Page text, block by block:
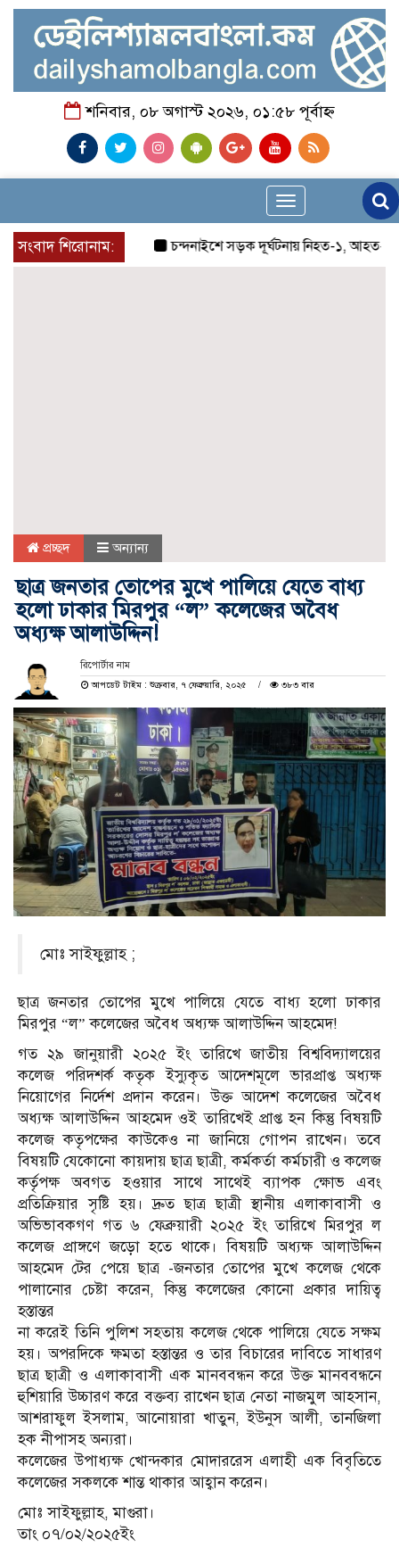
শনিবার, ০৮ অগাস্ট ২০২৬, ০১:৫৮ পূর্বাহ্ন
Toggle
navigation
সংবাদ শিরোনাম:
চন্দনাইশে সড়ক দূর্ঘটনায় নিহত-১, আহত-২
প্রচ্ছদ অন্যান্য
ছাত্র জনতার তোপের মুখে পালিয়ে যেতে বাধ্য
হলো ঢাকার মিরপুর “ল” কলেজের অবৈধ
অধ্যক্ষ আলাউদ্দিন!
রিপোর্টার নাম
আপডেট টাইম : শুক্রবার, ৭ ফেব্রুয়ারি, ২০২৫
৩৮৩ বার
মোঃ সাইফুল্লাহ ;
ছাত্র জনতার তোপের মুখে পালিয়ে যেতে বাধ্য হলো ঢাকার
মিরপুর “ল” কলেজের অবৈধ অধ্যক্ষ আলাউদ্দিন আহমেদ!
গত ২৯ জানুয়ারী ২০২৫ ইং তারিখে জাতীয় বিশ্ববিদ্যালয়ের
কলেজ পরিদশর্ক কতৃক ইস্যুকৃত আদেশমূলে ভারপ্রাপ্ত অধ্যক্ষ
নিয়োগের নির্দেশ প্রদান করেন। উক্ত আদেশ কলেজের অবৈধ
অধ্যক্ষ আলাউদ্দিন আহমেদ ওই তারিখেই প্রাপ্ত হন কিন্তু বিষয়টি
কলেজ কতৃপক্ষের কাউকেও না জানিয়ে গোপন রাখেন। তবে
বিষয়টি যেকোনো কায়দায় ছাত্র ছাত্রী, কর্মকর্তা কর্মচারী ও কলেজ
কর্তৃপক্ষ অবগত হওয়ার সাথে সাথেই ব্যাপক ক্ষোভ এবং
প্রতিক্রিয়ার সৃষ্টি হয়। দ্রুত ছাত্র ছাত্রী স্থানীয় এলাকাবাসী ও
অভিভাবকগণ গত ৬ ফেব্রুয়ারী ২০২৫ ইং তারিখে মিরপুর ল
কলেজ প্রাঙ্গণে জড়ো হতে থাকে। বিষয়টি অধ্যক্ষ আলাউদ্দিন
আহমেদ টের পেয়ে ছাত্র -জনতার তোপের মুখে কলেজ থেকে
পালানোর চেষ্টা করেন, কিন্তু কলেজের কোনো প্রকার দায়িত্ব
হস্তান্তর
না করেই তিনি পুলিশ সহতায় কলেজ থেকে পালিয়ে যেতে সক্ষম
হয়। অপরদিকে ক্ষমতা হস্তান্তর ও তার বিচারের দাবিতে সাধারণ
ছাত্র ছাত্রী ও এলাকাবাসী এক মানববন্ধন করে উক্ত মানববন্ধনে
হুশিয়ারি উচ্চারণ করে বক্তব্য রাখেন ছাত্র নেতা নাজমুল আহসান,
আশরাফুল ইসলাম, আনোয়ারা খাতুন, ইউনুস আলী, তানজিলা
হক নীপাসহ অন্যরা।
কলেজের উপাধ্যক্ষ খোন্দকার মোদাররেস এলাহী এক বিবৃতিতে
কলেজের সকলকে শান্ত থাকার আহ্বান করেন।
মোঃ সাইফুল্লাহ, মাগুরা।
তাং ০৭/০২/২০২৫ইং